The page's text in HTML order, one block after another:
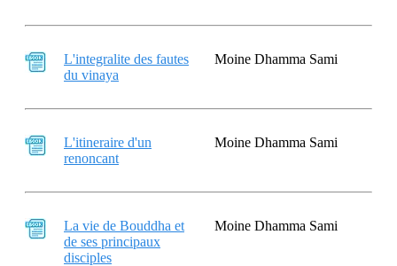
L'integralite des fautes
du vinaya
Moine Dhamma Sami
L'itineraire d'un
renoncant
Moine Dhamma Sami
La vie de Bouddha et
de ses principaux
disciples
Moine Dhamma Sami